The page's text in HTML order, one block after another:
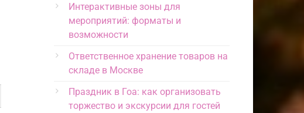
Интерактивные зоны для
мероприятий: форматы и
возможности
Ответственное хранение товаров на
складе в Москве
Праздник в Гоа: как организовать
торжество и экскурсии для гостей